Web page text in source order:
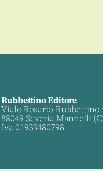
Rubbettino Editore
Viale Rosario Rubbettino
88049 Soveria Mannelli
Iva 01933480798